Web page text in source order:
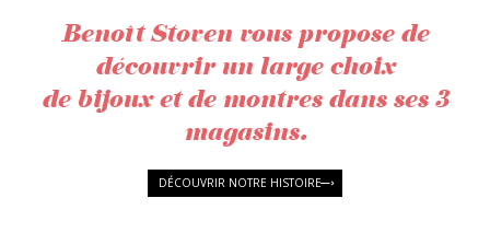
Benoît Stoven vous propose de
découvrir un large choix
de bijoux et de montres dans ses 3
magasins.
DÉCOUVRIR NOTRE HISTOIRE